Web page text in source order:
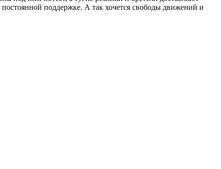
поддержке. А так хочется свободы движений и